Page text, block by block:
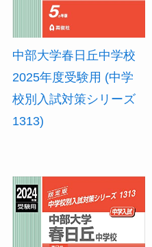
中部大学春日丘中学校
2025年度受験用 (中学
校別入試対策シリーズ
1313)